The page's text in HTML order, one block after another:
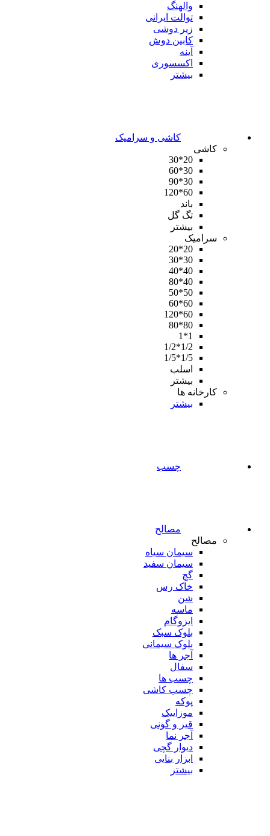
والهنگ
توالت ایرانی
زیر دوشی
کابین دوش
آینه
اکسسوری
بیشتر
کاشی و سرامیک
کاشی
20*30
30*60
30*90
60*120
باند
تگ گل
بیشتر
سرامیک
20*20
30*30
40*40
40*80
50*50
60*60
60*120
80*80
1*1
1/2*1/2
1/5*1/5
اسلب
بیشتر
کارخانه ها
بیشتر
چسب
مصالح
مصالح
سیمان سیاه
سیمان سفید
گچ
خاک رس
شن
ماسه
ایزوگام
بلوک سبک
بلوک سیمانی
آجر ها
سفال
چسب ها
چسب کاشی
پوکه
موزاییک
قیر و گونی
آجر نما
دیوار گچی
ابزار بنایی
بیشتر